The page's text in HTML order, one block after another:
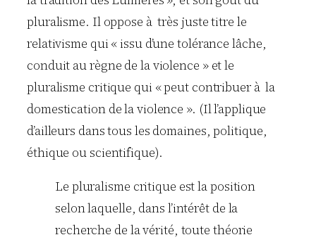
pluralisme. Il oppose à très juste titre le
relativisme qui « issu d’une tolérance lâche,
conduit au règne de la violence » et le
pluralisme critique qui « peut contribuer à la
domestication de la violence ». (Il l’applique
d’ailleurs dans tous les domaines, politique,
éthique ou scientifique).
Le pluralisme critique est la position
selon laquelle, dans l’intérêt de la
recherche de la vérité, toute théorie